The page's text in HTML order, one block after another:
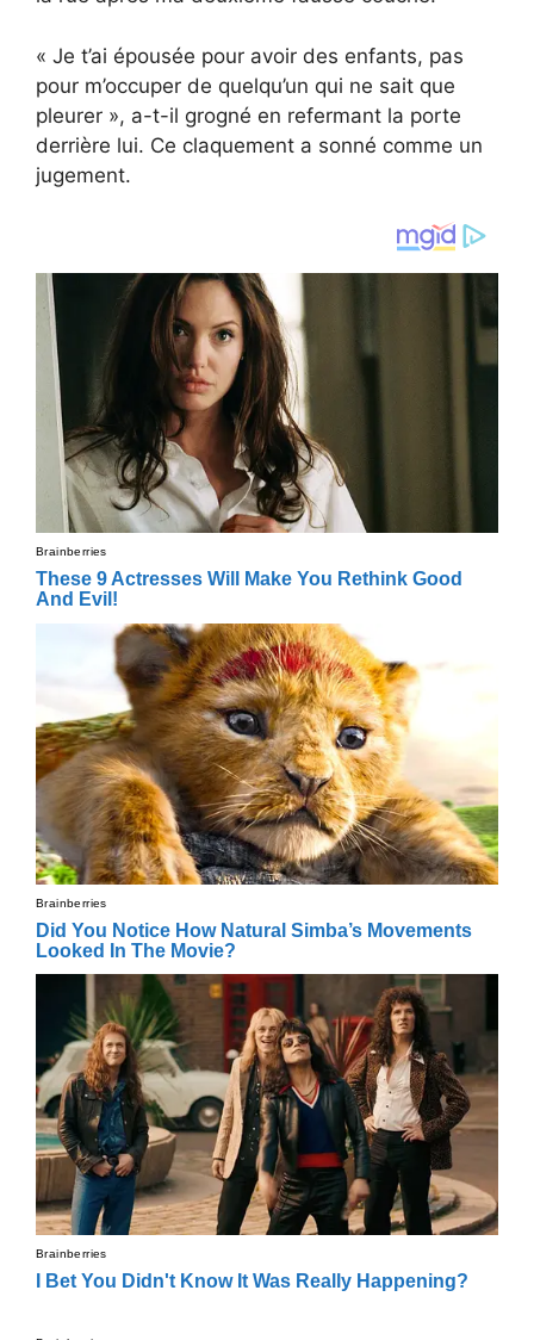
« Je t’ai épousée pour avoir des enfants, pas
pour m’occuper de quelqu’un qui ne sait que
pleurer », a-t-il grogné en refermant la porte
derrière lui. Ce claquement a sonné comme un
jugement.